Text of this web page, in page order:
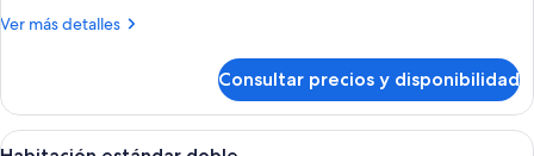
(Interior)
Ver más detalles
Más
doble
superior
(Interior)
Consultar precios y disponibilidad
Abrir
Una habitación de hotel moderna
10